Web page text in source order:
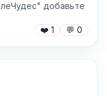
Отправить
добавьте
❤️ 1 💬 0